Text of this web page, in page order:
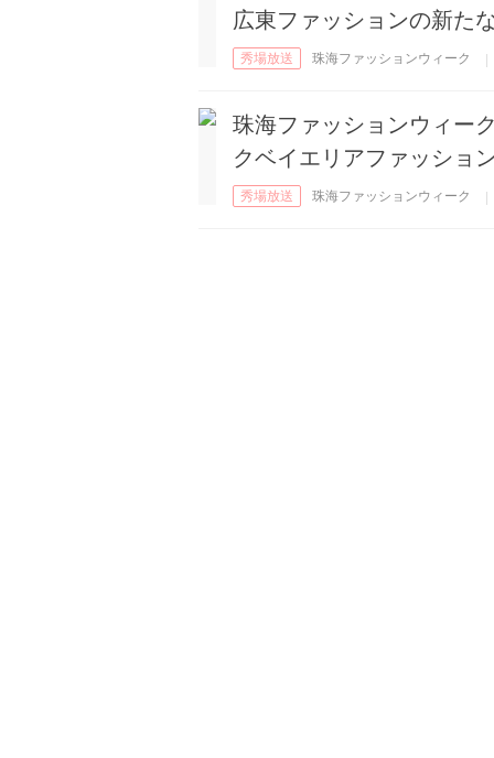
広東ファッションの新た
秀場放送 珠海ファッションウィーク
珠海ファッションウィー
クベイエリアファッショ
秀場放送 珠海ファッションウィーク